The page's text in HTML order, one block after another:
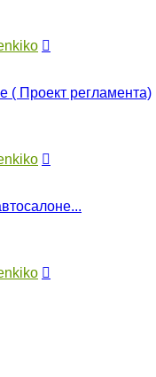
( Проект регламента)